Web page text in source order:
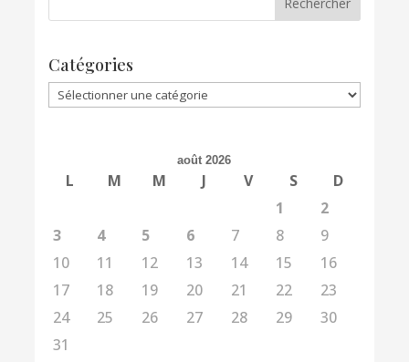
Catégories
Catégories
août 2026
L M M J V S
D
1
2
3
4 5 6 7 8
9
10
11 12 13 14 15
16
17
18 19 20 21 22
23
24
25 26 27 28 29
30
31